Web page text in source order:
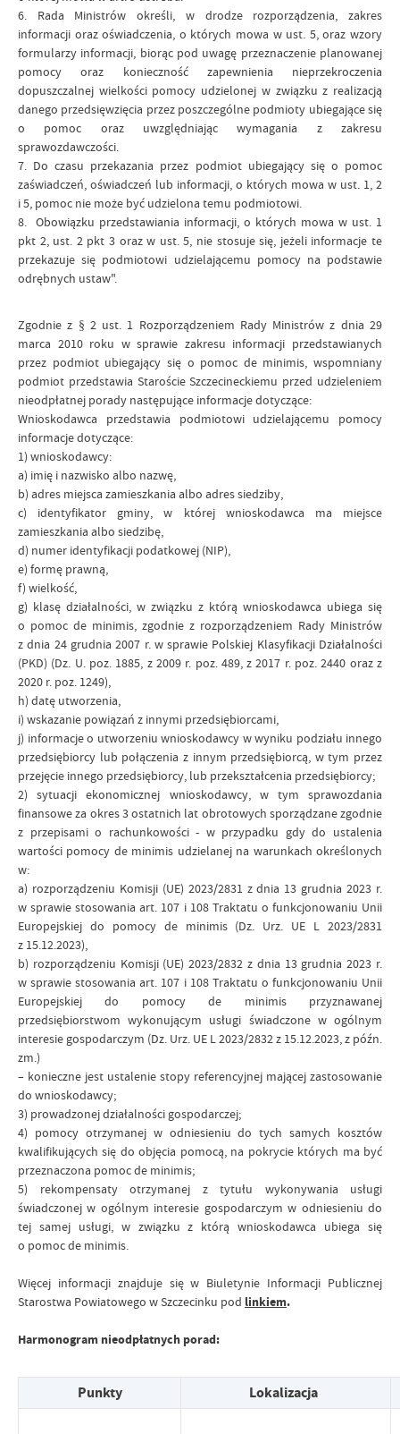
6. Rada Ministrów określi, w drodze rozporządzenia, zakres
informacji oraz oświadczenia, o których mowa w ust. 5, oraz wzory
formularzy informacji, biorąc pod uwagę przeznaczenie planowanej
pomocy oraz konieczność zapewnienia nieprzekroczenia
dopuszczalnej wielkości pomocy udzielonej w związku z realizacją
danego przedsięwzięcia przez poszczególne podmioty ubiegające się
o pomoc oraz uwzględniając wymagania z zakresu
sprawozdawczości.
7. Do czasu przekazania przez podmiot ubiegający się o pomoc
zaświadczeń, oświadczeń lub informacji, o których mowa w ust. 1, 2
i 5, pomoc nie może być udzielona temu podmiotowi.
8. Obowiązku przedstawiania informacji, o których mowa w ust. 1
pkt 2, ust. 2 pkt 3 oraz w ust. 5, nie stosuje się, jeżeli informacje te
przekazuje się podmiotowi udzielającemu pomocy na podstawie
odrębnych ustaw".
Zgodnie z § 2 ust. 1 Rozporządzeniem Rady Ministrów z dnia 29
marca 2010 roku w sprawie zakresu informacji przedstawianych
przez podmiot ubiegający się o pomoc de minimis, wspomniany
podmiot przedstawia Staroście Szczecineckiemu przed udzieleniem
nieodpłatnej porady następujące informacje dotyczące:
Wnioskodawca przedstawia podmiotowi udzielającemu pomocy
informacje dotyczące:
1) wnioskodawcy:
a) imię i nazwisko albo nazwę,
b) adres miejsca zamieszkania albo adres siedziby,
c) identyfikator gminy, w której wnioskodawca ma miejsce
zamieszkania albo siedzibę,
d) numer identyfikacji podatkowej (NIP),
e) formę prawną,
f) wielkość,
g) klasę działalności, w związku z którą wnioskodawca ubiega się
o pomoc de minimis, zgodnie z rozporządzeniem Rady Ministrów
z dnia 24 grudnia 2007 r. w sprawie Polskiej Klasyfikacji Działalności
(PKD) (Dz. U. poz. 1885, z 2009 r. poz. 489, z 2017 r. poz. 2440 oraz z
2020 r. poz. 1249),
h) datę utworzenia,
i) wskazanie powiązań z innymi przedsiębiorcami,
j) informacje o utworzeniu wnioskodawcy w wyniku podziału innego
przedsiębiorcy lub połączenia z innym przedsiębiorcą, w tym przez
przejęcie innego przedsiębiorcy, lub przekształcenia przedsiębiorcy;
2) sytuacji ekonomicznej wnioskodawcy, w tym sprawozdania
finansowe za okres 3 ostatnich lat obrotowych sporządzane zgodnie
z przepisami o rachunkowości - w przypadku gdy do ustalenia
wartości pomocy de minimis udzielanej na warunkach określonych
w:
a) rozporządzeniu Komisji (UE) 2023/2831 z dnia 13 grudnia 2023 r.
w sprawie stosowania art. 107 i 108 Traktatu o funkcjonowaniu Unii
Europejskiej do pomocy de minimis (Dz. Urz. UE L 2023/2831
z 15.12.2023),
b) rozporządzeniu Komisji (UE) 2023/2832 z dnia 13 grudnia 2023 r.
w sprawie stosowania art. 107 i 108 Traktatu o funkcjonowaniu Unii
Europejskiej do pomocy de minimis przyznawanej
przedsiębiorstwom wykonującym usługi świadczone w ogólnym
interesie gospodarczym (Dz. Urz. UE L 2023/2832 z 15.12.2023, z późn.
zm.)
– konieczne jest ustalenie stopy referencyjnej mającej zastosowanie
do wnioskodawcy;
3) prowadzonej działalności gospodarczej;
4) pomocy otrzymanej w odniesieniu do tych samych kosztów
kwalifikujących się do objęcia pomocą, na pokrycie których ma być
przeznaczona pomoc de minimis;
5) rekompensaty otrzymanej z tytułu wykonywania usługi
świadczonej w ogólnym interesie gospodarczym w odniesieniu do
tej samej usługi, w związku z którą wnioskodawca ubiega się
o pomoc de minimis.
Więcej informacji znajduje się w Biuletynie Informacji Publicznej
Starostwa Powiatowego w Szczecinku pod linkiem.
Harmonogram nieodpłatnych porad:
Punkty Lokalizacja